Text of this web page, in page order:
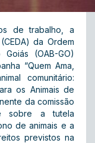
de trabalho, a
da Ordem
(OAB-GO)
“Quem Ama,
comunitário:
os Animais de
da comissão
sobre a tutela
de animais e a
previstos na